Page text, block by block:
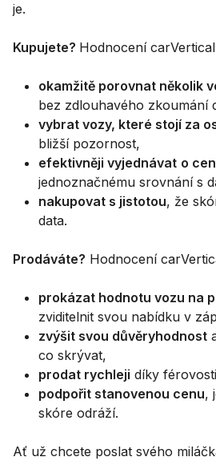
je.
Kupujete? Hodnocení
okamžitě porovnat několik
bez zdlouhavého zkoumání
vybrat vozy, které stojí za
bližší pozornost,
efektivněji vyjednávat o
jednoznačnému srovnání s
nakupovat s jistotou, že
data.
Prodáváte? Hodnocení
prokázat hodnotu vozu na
zviditelnit svou nabídku v
zvýšit svou důvěryhodnost
co skrývat,
prodat rychleji díky
podpořit stanovenou cenu,
skóre odráží.
Ať už chcete poslat svého